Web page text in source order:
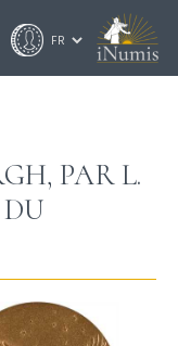
PAR L.